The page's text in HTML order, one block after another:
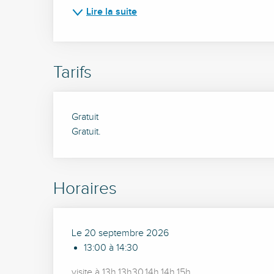
Lire la suite
Tarifs
Gratuit
Gratuit.
Horaires
Le 20 septembre 2026
13:00 à 14:30